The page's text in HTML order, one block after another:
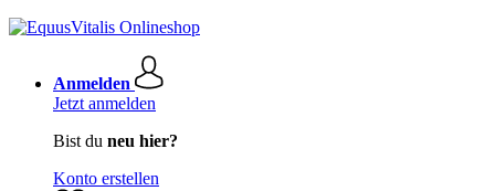
Anmelden
Jetzt anmelden
Bist du neu hier?
Konto erstellen